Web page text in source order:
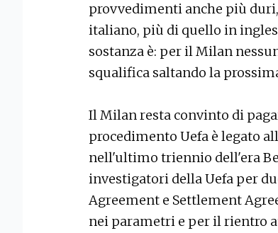
provvedimenti anche più
italiano, più di quello in
sostanza è: per il Milan
squalifica saltando la
Il Milan resta convinto di
procedimento Uefa è legato
nell'ultimo triennio dell'era
investigatori della Uefa per
Agreement e Settlement
nei parametri e per il rientro